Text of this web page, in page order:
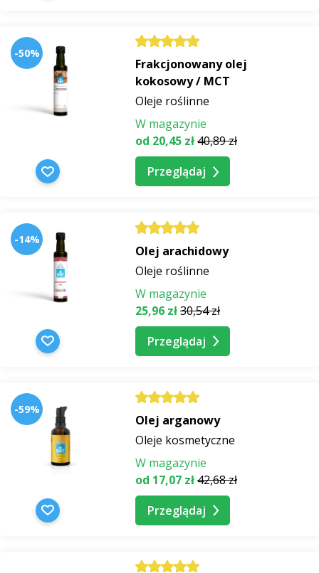
-50%
Frakcjonowany olej
kokosowy / MCT
Oleje roślinne
W magazynie
od 20,45 zł40,89 zł
Przeglądaj
-14%
Olej arachidowy
Oleje roślinne
W magazynie
25,96 zł30,54 zł
Przeglądaj
-59%
Olej arganowy
Oleje kosmetyczne
W magazynie
od 17,07 zł42,68 zł
Przeglądaj